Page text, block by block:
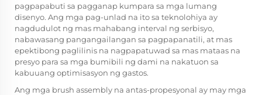
pagpapabuti sa pagganap kumpara sa mga lumang
disenyo. Ang mga pag-unlad na ito sa teknolohiya ay
nagdudulot ng mas mahabang interval ng serbisyo,
nabawasang pangangailangan sa pagpapanatili, at mas
epektibong paglilinis na nagpapatuwad sa mas mataas na
presyo para sa mga bumibili ng dami na nakatuon sa
kabuuang optimisasyon ng gastos.
Ang mga brush assembly na antas-propesyonal ay may mga